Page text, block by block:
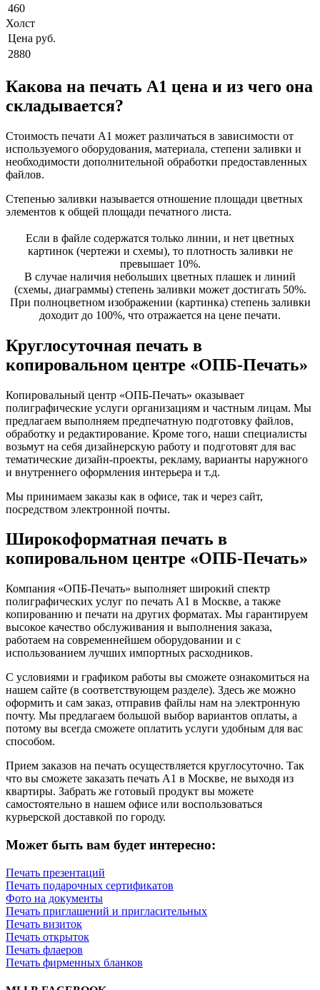
460
Холст
Цена руб.
2880
Какова на печать А1 цена и из чего она
складывается?
Стоимость печати А1 может различаться в зависимости от
используемого оборудования, материала, степени заливки и
необходимости дополнительной обработки предоставленных
файлов.
Степенью заливки называется отношение площади цветных
элементов к общей площади печатного листа.
Если в файле содержатся только линии, и нет цветных
картинок (чертежи и схемы), то плотность заливки не
превышает 10%.
В случае наличия небольших цветных плашек и линий
(схемы, диаграммы) степень заливки может достигать 50%.
При полноцветном изображении (картинка) степень заливки
доходит до 100%, что отражается на цене печати.
Круглосуточная печать в
копировальном центре «ОПБ-Печать»
Копировальный центр «ОПБ-Печать» оказывает
полиграфические услуги организациям и частным лицам. Мы
предлагаем выполняем предпечатную подготовку файлов,
обработку и редактирование. Кроме того, наши специалисты
возьмут на себя дизайнерскую работу и подготовят для вас
тематические дизайн-проекты, рекламу, варианты наружного
и внутреннего оформления интерьера и т.д.
Мы принимаем заказы как в офисе, так и через сайт,
посредством электронной почты.
Широкоформатная печать в
копировальном центре «ОПБ-Печать»
Компания «ОПБ-Печать» выполняет широкий спектр
полиграфических услуг по печать А1 в Москве, а также
копированию и печати на других форматах. Мы гарантируем
высокое качество обслуживания и выполнения заказа,
работаем на современнейшем оборудовании и с
использованием лучших импортных расходников.
С условиями и графиком работы вы сможете ознакомиться на
нашем сайте (в соответствующем разделе). Здесь же можно
оформить и сам заказ, отправив файлы нам на электронную
почту. Мы предлагаем большой выбор вариантов оплаты, а
потому вы всегда сможете оплатить услуги удобным для вас
способом.
Прием заказов на печать осуществляется круглосуточно. Так
что вы сможете заказать печать А1 в Москве, не выходя из
квартиры. Забрать же готовый продукт вы можете
самостоятельно в нашем офисе или воспользоваться
курьерской доставкой по городу.
Может быть вам будет интересно:
Печать презентаций
Печать подарочных сертификатов
Фото на документы
Печать приглашений и пригласительных
Печать визиток
Печать открыток
Печать флаеров
Печать фирменных бланков